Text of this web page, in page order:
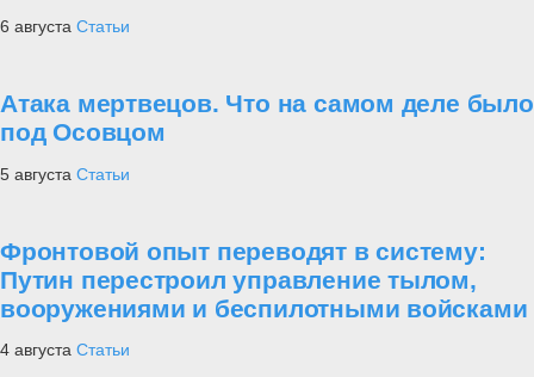
6 августа Статьи
Атака мертвецов. Что на самом деле было
под Осовцом
5 августа Статьи
Фронтовой опыт переводят в систему:
Путин перестроил управление тылом,
вооружениями и беспилотными войсками
4 августа Статьи